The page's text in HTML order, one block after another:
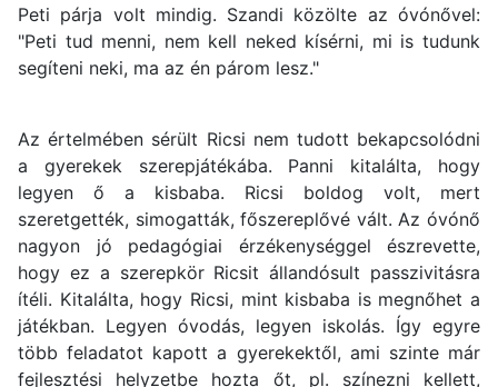
Peti párja volt mindig. Szandi közölte az óvónővel:
"Peti tud menni, nem kell neked kísérni, mi is tudunk
segíteni neki, ma az én párom lesz."
Az értelmében sérült Ricsi nem tudott bekapcsolódni
a gyerekek szerepjátékába. Panni kitalálta, hogy
legyen ő a kisbaba. Ricsi boldog volt, mert
szeretgették, simogatták, főszereplővé vált. Az óvónő
nagyon jó pedagógiai érzékenységgel észrevette,
hogy ez a szerepkör Ricsit állandósult passzivitásra
ítéli. Kitalálta, hogy Ricsi, mint kisbaba is megnőhet a
játékban. Legyen óvodás, legyen iskolás. Így egyre
több feladatot kapott a gyerekektől, ami szinte már
fejlesztési helyzetbe hozta őt, pl. színezni kellett,